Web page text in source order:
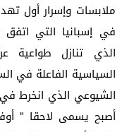
ملابسات وإسرار أول
في إسبانيا التي
الذي تنازل طواعية
السياسية الفاعلة في
الشيوعي الذي انخرط
أصبح يسمى لاحقا "